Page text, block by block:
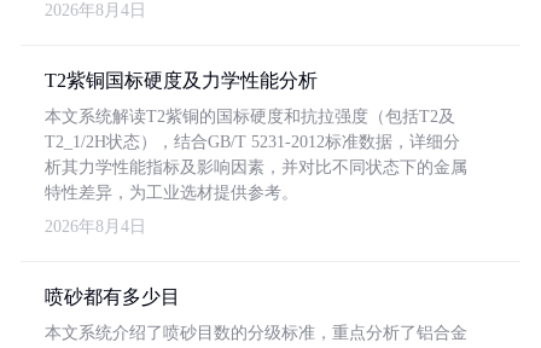
2026年8月4日
T2紫铜国标硬度及力学性能分析
本文系统解读T2紫铜的国标硬度和抗拉强度（包括T2及
T2_1/2H状态），结合GB/T 5231-2012标准数据，详细分
析其力学性能指标及影响因素，并对比不同状态下的金属
特性差异，为工业选材提供参考。
2026年8月4日
喷砂都有多少目
本文系统介绍了喷砂目数的分级标准，重点分析了铝合金